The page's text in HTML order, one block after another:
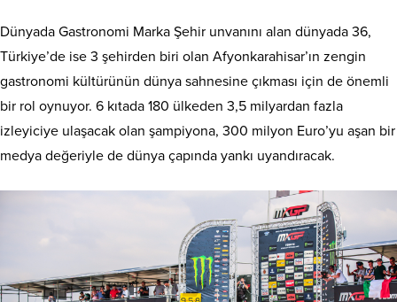
Dünyada Gastronomi Marka Şehir unvanını alan dünyada 36,
Türkiye’de ise 3 şehirden biri olan Afyonkarahisar’ın zengin
gastronomi kültürünün dünya sahnesine çıkması için de önemli
bir rol oynuyor. 6 kıtada 180 ülkeden 3,5 milyardan fazla
izleyiciye ulaşacak olan şampiyona, 300 milyon Euro’yu aşan bir
medya değeriyle de dünya çapında yankı uyandıracak.